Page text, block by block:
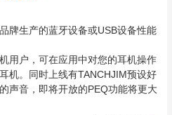
生产的蓝牙设备或USB设备性能
户，可在应用中对您的耳机操作
机。同时上线有TANCHJIM预设好
声音，即将开放的PEQ功能将更大